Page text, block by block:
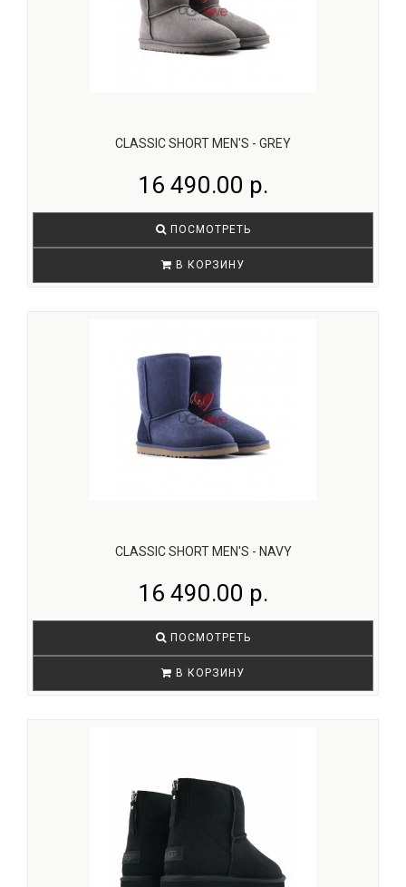
CLASSIC SHORT MEN'S - GREY
16 490.00 р.
ПОСМОТРЕТЬ
В КОРЗИНУ
CLASSIC SHORT MEN'S - NAVY
16 490.00 р.
ПОСМОТРЕТЬ
В КОРЗИНУ